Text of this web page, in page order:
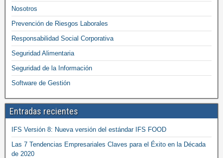
Nosotros
Prevención de Riesgos Laborales
Responsabilidad Social Corporativa
Seguridad Alimentaria
Seguridad de la Información
Software de Gestión
Entradas recientes
IFS Versión 8: Nueva versión del estándar IFS FOOD
Las 7 Tendencias Empresariales Claves para el Éxito en la Década
de 2020